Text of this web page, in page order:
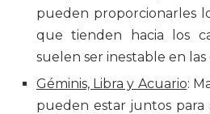
pueden proporcionarles
que tienden hacia los
suelen ser inestable en las
Géminis, Libra y Acuario:
pueden estar juntos para